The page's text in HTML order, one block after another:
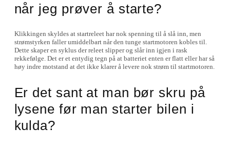
når jeg prøver å starte?
Klikkingen skyldes at startreleet har nok spenning til å slå inn, men
strømstyrken faller umiddelbart når den tunge startmotoren kobles til.
Dette skaper en syklus der releet slipper og slår inn igjen i rask
rekkefølge. Det er et entydig tegn på at batteriet enten er flatt eller har så
høy indre motstand at det ikke klarer å levere nok strøm til startmotoren.
Er det sant at man bør skru på
lysene før man starter bilen i
kulda?